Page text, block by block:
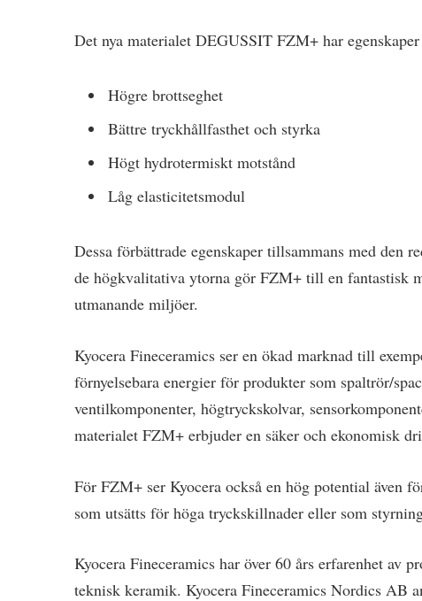
Det nya materialet DEGUSSIT FZM+ har
Högre brottseghet
Bättre tryckhållfasthet och styrka
Högt hydrotermiskt motstånd
Låg elasticitetsmodul
Dessa förbättrade egenskaper tillsammans med den
de högkvalitativa ytorna gör FZM+ till en fantastisk
utmanande miljöer.
Kyocera Fineceramics ser en ökad marknad till
förnyelsebara energier för produkter som spaltrör/
ventilkomponenter, högtryckskolvar,
materialet FZM+ erbjuder en säker och ekonomisk
För FZM+ ser Kyocera också en hög potential även
som utsätts för höga tryckskillnader eller som
Kyocera Fineceramics har över 60 års erfarenhet av
teknisk keramik. Kyocera Fineceramics Nordics AB